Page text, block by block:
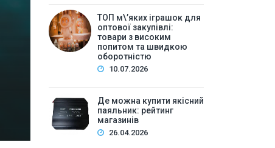
ТОП м\’яких іграшок для
високим попитом
Зміст:Історія попиту на м\’які іграшки: від
оптової закупівлі у 2026 роціKalibri — лідер за
ТОП м\’яких іграшок для
оптової закупівлі:
товари з високим
попитом та швидкою
оборотністю
10.07.2026
Де можна купити якісний
паяльник: рейтинг
магазинів
26.04.2026